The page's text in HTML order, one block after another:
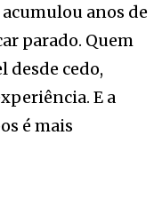
anos de
parado. Quem
desde cedo,
E a
é mais